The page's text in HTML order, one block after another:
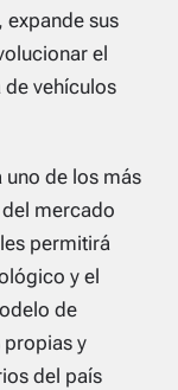
expande sus
el
vehículos
uno de los más
mercado
permitirá
y el
de
y
del país